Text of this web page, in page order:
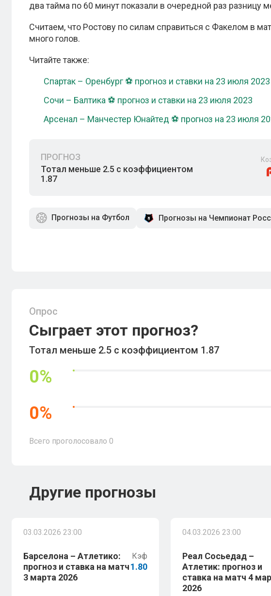
два тайма по 60 минут показали в очередной раз разницу
Считаем, что Ростову по силам справиться с Факелом в
много голов.
Читайте также:
Спартак – Оренбург ⚽ прогноз и ставки на 23 июля 2023
Сочи – Балтика ⚽ прогноз и ставки на 23 июля 2023
Арсенал – Манчестер Юнайтед ⚽ прогноз на 23 июля
ПРОГНОЗ
Тотал меньше 2.5 с коэффициентом
1.87
Прогнозы на Футбол Прогнозы на Чемпионат
Опрос
Сыграет этот прогноз?
Тотал меньше 2.5 с коэффициентом 1.87
0%
0%
Всего проголосовало 0
Другие прогнозы
03.03.2026 23:00
Барселона – Атлетико:
прогноз и ставка на матч
3 марта 2026
Кэф
1.80
04.03.2026 23:00
Реал Сосьедад –
Атлетик: прогноз и
ставка на матч 4
2026